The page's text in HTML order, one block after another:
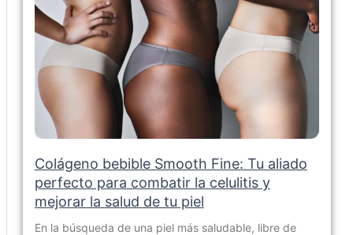
Colágeno bebible Smooth Fine: Tu aliado
perfecto para combatir la celulitis y
mejorar la salud de tu piel
En la búsqueda de una piel más saludable, libre de